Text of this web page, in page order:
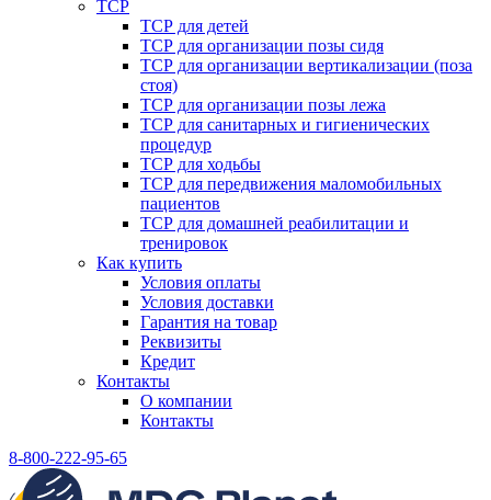
ТСР
ТСР для детей
ТСР для организации позы сидя
ТСР для организации вертикализации (поза
стоя)
ТСР для организации позы лежа
ТСР для санитарных и гигиенических
процедур
ТСР для ходьбы
ТСР для передвижения маломобильных
пациентов
ТСР для домашней реабилитации и
тренировок
Как купить
Условия оплаты
Условия доставки
Гарантия на товар
Реквизиты
Кредит
Контакты
О компании
Контакты
8-800-222-95-65